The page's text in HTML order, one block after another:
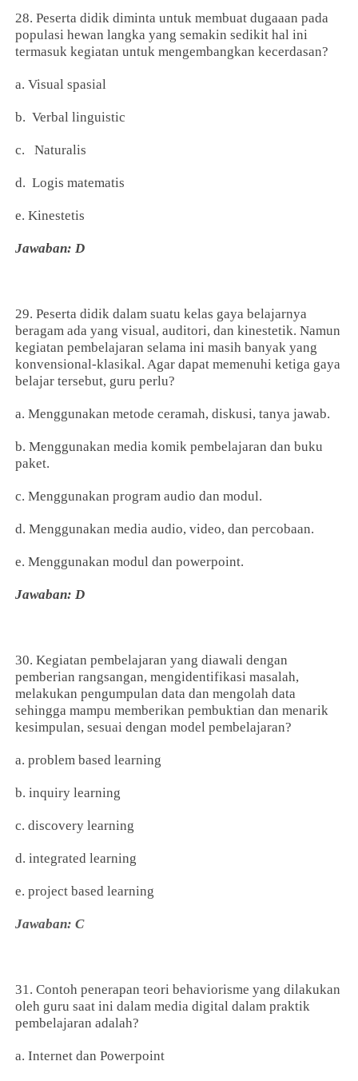
28. Peserta didik diminta untuk membuat dugaaan pada
populasi hewan langka yang semakin sedikit hal ini
termasuk kegiatan untuk mengembangkan kecerdasan?
a. Visual spasial
b. Verbal linguistic
c. Naturalis
d. Logis matematis
e. Kinestetis
Jawaban: D
29. Peserta didik dalam suatu kelas gaya belajarnya
beragam ada yang visual, auditori, dan kinestetik. Namun
kegiatan pembelajaran selama ini masih banyak yang
konvensional-klasikal. Agar dapat memenuhi ketiga gaya
belajar tersebut, guru perlu?
a. Menggunakan metode ceramah, diskusi, tanya jawab.
b. Menggunakan media komik pembelajaran dan buku
paket.
c. Menggunakan program audio dan modul.
d. Menggunakan media audio, video, dan percobaan.
e. Menggunakan modul dan powerpoint.
Jawaban: D
30. Kegiatan pembelajaran yang diawali dengan
pemberian rangsangan, mengidentifikasi masalah,
melakukan pengumpulan data dan mengolah data
sehingga mampu memberikan pembuktian dan menarik
kesimpulan, sesuai dengan model pembelajaran?
a. problem based learning
b. inquiry learning
c. discovery learning
d. integrated learning
e. project based learning
Jawaban: C
31. Contoh penerapan teori behaviorisme yang dilakukan
oleh guru saat ini dalam media digital dalam praktik
pembelajaran adalah?
a. Internet dan Powerpoint